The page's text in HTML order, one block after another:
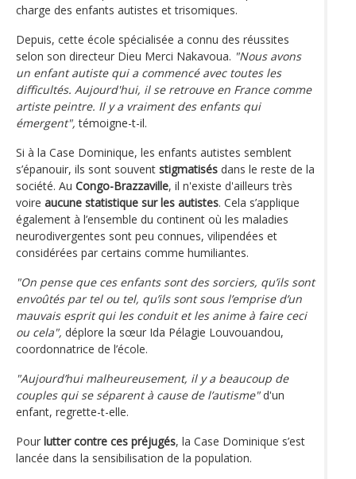
charge des enfants autistes et trisomiques.
Depuis, cette école spécialisée a connu des réussites
selon son directeur Dieu Merci Nakavoua. "Nous avons
un enfant autiste qui a commencé avec toutes les
difficultés. Aujourd'hui, il se retrouve en France comme
artiste peintre. Il y a vraiment des enfants qui
émergent", témoigne-t-il.
Si à la Case Dominique, les enfants autistes semblent
s’épanouir, ils sont souvent stigmatisés dans le reste de la
société. Au Congo-Brazzaville, il n'existe d'ailleurs très
voire aucune statistique sur les autistes. Cela s’applique
également à l’ensemble du continent où les maladies
neurodivergentes sont peu connues, vilipendées et
considérées par certains comme humiliantes.
"On pense que ces enfants sont des sorciers, qu’ils sont
envoûtés par tel ou tel, qu’ils sont sous l’emprise d’un
mauvais esprit qui les conduit et les anime à faire ceci
ou cela", déplore la sœur Ida Pélagie Louvouandou,
coordonnatrice de l’école.
"Aujourd’hui malheureusement, il y a beaucoup de
couples qui se séparent à cause de l’autisme"d'un
enfant, regrette-t-elle.
Pour lutter contre ces préjugés, la Case Dominique s’est
lancée dans la sensibilisation de la population.